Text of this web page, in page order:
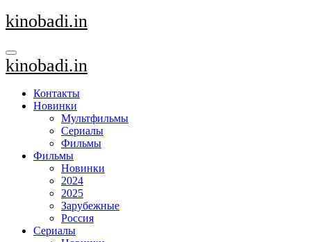
Перейти
к
kinobadi.in
kinobadi.in
Контакты
Новинки
Мультфильмы
Сериалы
Фильмы
Фильмы
Новинки
2024
2025
Зарубежные
Россия
Сериалы